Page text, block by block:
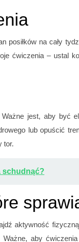
posiłków na cały
ćwiczenia – ustal
jest, aby być
lub opuścić
tor.
schudnąć?
aktywność
aby